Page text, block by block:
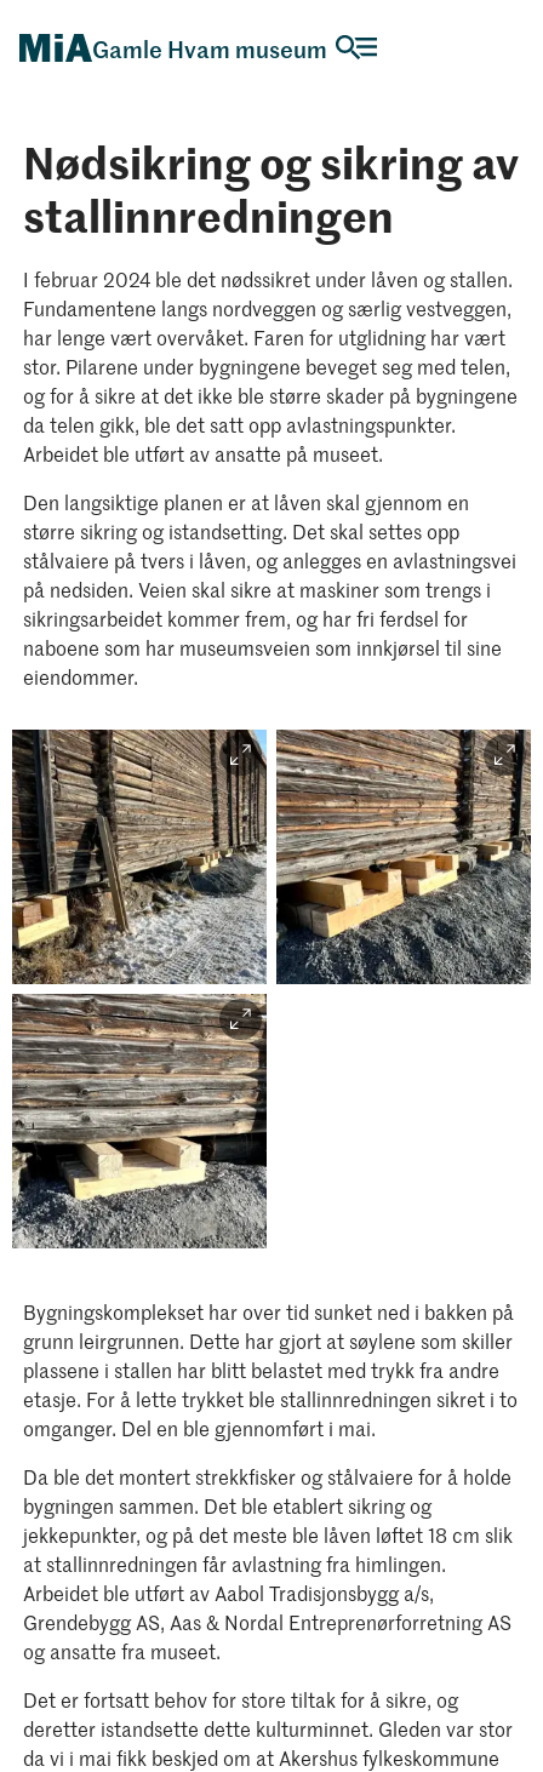
Gamle Hvam museum
Nødsikring og sikring av
stallinnredningen
I februar 2024 ble det nødssikret under låven og stallen.
Fundamentene langs nordveggen og særlig vestveggen,
har lenge vært overvåket. Faren for utglidning har vært
stor. Pilarene under bygningene beveget seg med telen,
og for å sikre at det ikke ble større skader på bygningene
da telen gikk, ble det satt opp avlastningspunkter.
Arbeidet ble utført av ansatte på museet.
Den langsiktige planen er at låven skal gjennom en
større sikring og istandsetting. Det skal settes opp
stålvaiere på tvers i låven, og anlegges en avlastningsvei
på nedsiden. Veien skal sikre at maskiner som trengs i
sikringsarbeidet kommer frem, og har fri ferdsel for
naboene som har museumsveien som innkjørsel til sine
eiendommer.
Foto: MiA/Juliane Dahl
Smerud
Bygningskomplekset har over tid sunket ned i bakken på
grunn leirgrunnen. Dette har gjort at søylene som skiller
plassene i stallen har blitt belastet med trykk fra andre
etasje. For å lette trykket ble stallinnredningen sikret i to
omganger. Del en ble gjennomført i mai.
Da ble det montert strekkfisker og stålvaiere for å holde
bygningen sammen. Det ble etablert sikring og
jekkepunkter, og på det meste ble låven løftet 18 cm slik
at stallinnredningen får avlastning fra himlingen.
Arbeidet ble utført av Aabol Tradisjonsbygg a/s,
Grendebygg AS, Aas & Nordal Entreprenørforretning AS
og ansatte fra museet.
Det er fortsatt behov for store tiltak for å sikre, og
deretter istandsette dette kulturminnet. Gleden var stor
da vi i mai fikk beskjed om at Akershus fylkeskommune